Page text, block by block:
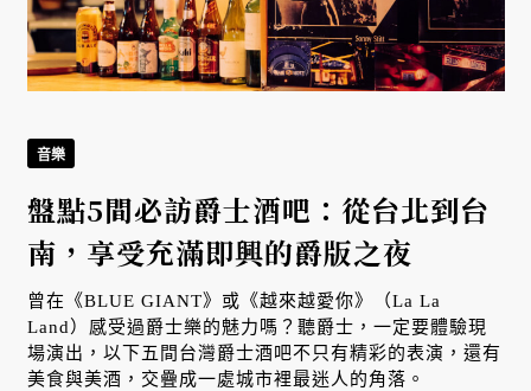
音樂
盤點5間必訪爵士酒吧：從台北到台
南，享受充滿即興的爵版之夜
曾在《BLUE GIANT》或《越來越愛你》（La La
Land）感受過爵士樂的魅力嗎？聽爵士，一定要體驗現
場演出，以下五間台灣爵士酒吧不只有精彩的表演，還有
美食與美酒，交疊成一處城市裡最迷人的角落。